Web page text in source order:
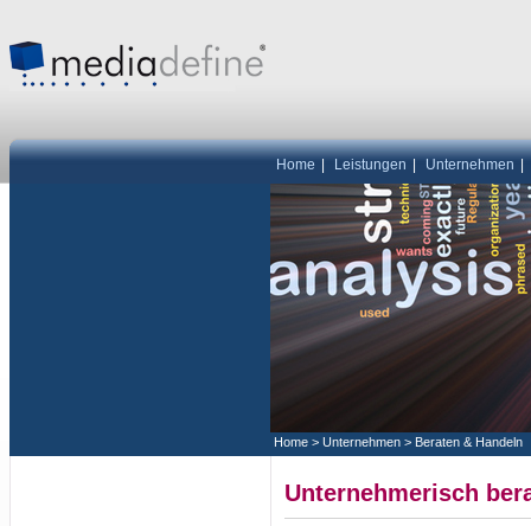
Home Leistungen Unternehmen
Home > Unternehmen > Beraten & Handeln
Unternehmerisch